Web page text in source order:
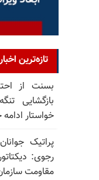
تازه‌ترین
بسنت از
بازگشایی
خواستار
پراتیک
رجوی:
مقاومت